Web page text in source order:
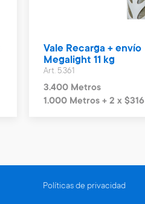
Vale Recarga + envío
Megalight 11 kg
Art. 5.361
3.400 Metros
1.000 Metros + 2 x $316
Políticas de privacidad